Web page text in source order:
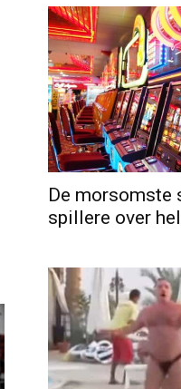
De morsomste
spillere over